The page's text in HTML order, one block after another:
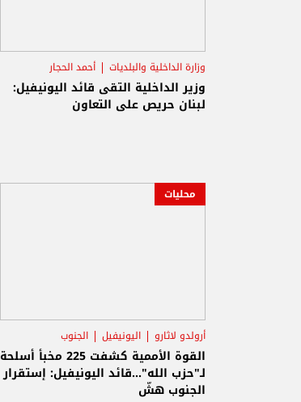
وزارة الداخلية والبلديات
أحمد الحجار
اليونيفيل
وزير الداخلية التقى قائد اليونيفيل:
لبنان حريص على التعاون
محليات
أرولدو لاثارو اليونيفيل الجنوب
القوة الأممية كشفت 225 مخبأ أسلحة
لـ"حزب الله"...قائد اليونيفيل: إستقرار
الجنوب هشّ